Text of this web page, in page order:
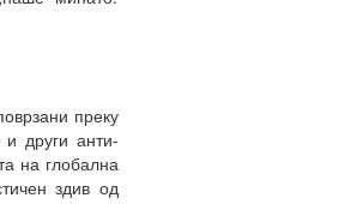
преку
други анти-
на глобална
здив од